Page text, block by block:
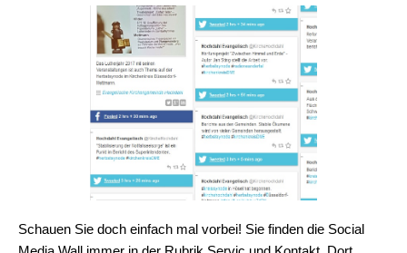
Schauen Sie doch einfach mal vorbei! Sie finden die Social